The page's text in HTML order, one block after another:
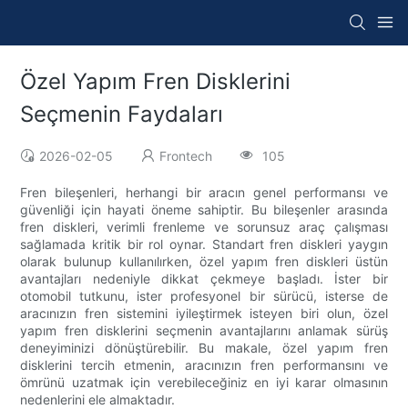
Özel Yapım Fren Disklerini
Seçmenin Faydaları
2026-02-05 Frontech 105
Fren bileşenleri, herhangi bir aracın genel performansı ve
güvenliği için hayati öneme sahiptir. Bu bileşenler arasında
fren diskleri, verimli frenleme ve sorunsuz araç çalışması
sağlamada kritik bir rol oynar. Standart fren diskleri yaygın
olarak bulunup kullanılırken, özel yapım fren diskleri üstün
avantajları nedeniyle dikkat çekmeye başladı. İster bir
otomobil tutkunu, ister profesyonel bir sürücü, isterse de
aracınızın fren sistemini iyileştirmek isteyen biri olun, özel
yapım fren disklerini seçmenin avantajlarını anlamak sürüş
deneyiminizi dönüştürebilir. Bu makale, özel yapım fren
disklerini tercih etmenin, aracınızın fren performansını ve
ömrünü uzatmak için verebileceğiniz en iyi karar olmasının
nedenlerini ele almaktadır.